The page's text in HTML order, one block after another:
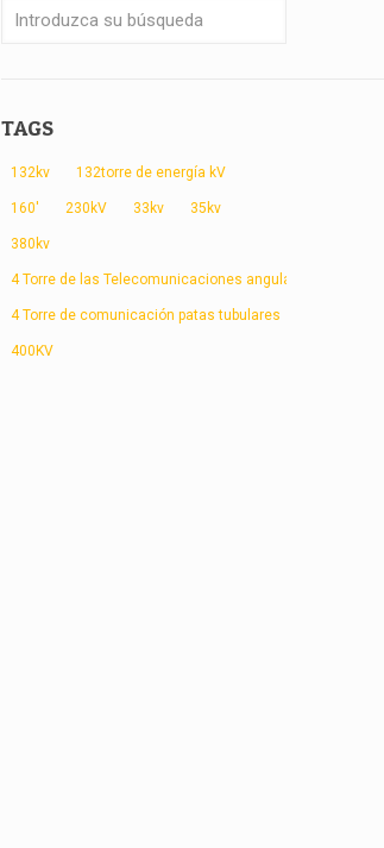
TAGS
132kv 132torre de energía kV
160' 230kV 33kv 35kv
380kv
4 Torre de las Telecomunicaciones angular patas
4 Torre de comunicación patas tubulares
400KV